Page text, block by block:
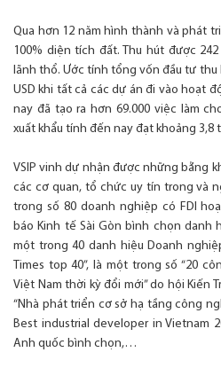
Qua hơn 12 năm hình thành và phát
100% diện tích đất. Thu hút được
lãnh thổ. Ước tính tổng vốn đầu tư thu
USD khi tất cả các dự án đi vào hoạt
nay đã tạo ra hơn 69.000 việc làm
xuất khẩu tính đến nay đạt khoảng 3,8
VSIP vinh dự nhận được những bằng
các cơ quan, tổ chức uy tín trong và
trong số 80 doanh nghiệp có FDI
báo Kinh tế Sài Gòn bình chọn danh
một trong 40 danh hiệu Doanh
Times top 40”, là một trong số “20
Việt Nam thời kỳ đổi mới” do hội Kiến
“Nhà phát triển cơ sở hạ tầng công
Best industrial developer in Vietnam
Anh quốc bình chọn,…